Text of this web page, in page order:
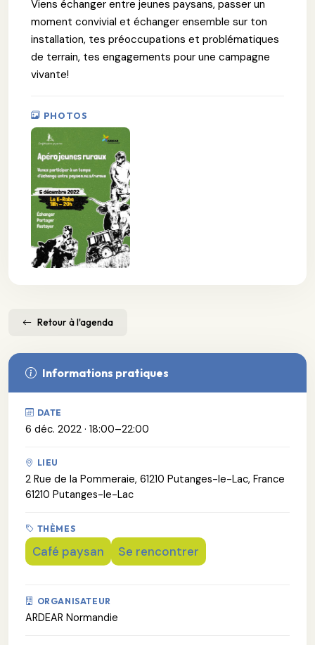
Viens échanger entre jeunes paysans, passer un
moment convivial et échanger ensemble sur ton
installation, tes préoccupations et problématiques
de terrain, tes engagements pour une campagne
vivante!
PHOTOS
Retour à l'agenda
Informations pratiques
DATE
6 déc. 2022 · 18:00–22:00
LIEU
2 Rue de la Pommeraie, 61210 Putanges-le-Lac, France
61210 Putanges-le-Lac
THÈMES
Café paysan Se rencontrer
ORGANISATEUR
ARDEAR Normandie